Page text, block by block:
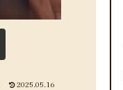
2025.05.16